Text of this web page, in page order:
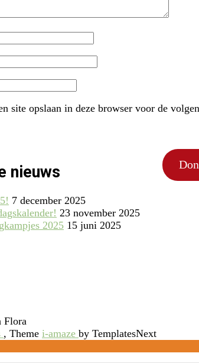
site opslaan in deze browser voor de
nieuws
7 december 2025
23 november 2025
2025 15 juni 2025
Flora
, Theme i-amaze by TemplatesNext